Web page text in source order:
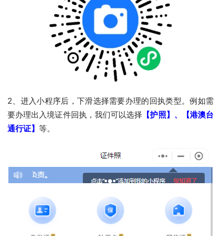
2、进入小程序后，下滑选择需要办理的回执类型。例如需
要办理出入境证件回执，我们可以选择 【护照】、【港澳台
通行证】 等。